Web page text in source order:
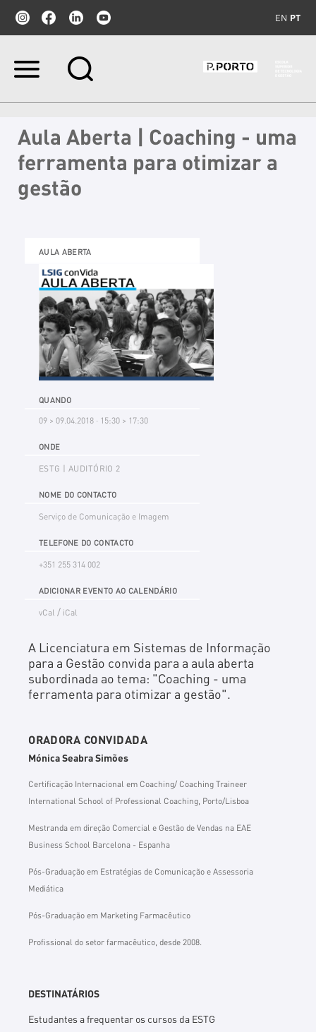
EN PT
Ir
para
navegação
Aula Aberta | Coaching - uma
ferramenta para otimizar a
gestão
AULA ABERTA
QUANDO
09 > 09.04.2018 · 15:30 > 17:30
ONDE
ESTG | AUDITÓRIO 2
NOME DO CONTACTO
Serviço de Comunicação e Imagem
TELEFONE DO CONTACTO
+351 255 314 002
ADICIONAR EVENTO AO CALENDÁRIO
vCal / iCal
A Licenciatura em Sistemas de Informação
para a Gestão convida para a aula aberta
subordinada ao tema: "Coaching - uma
ferramenta para otimizar a gestão".
ORADORA CONVIDADA
Mónica Seabra Simões
Certificação Internacional em Coaching/ Coaching Traineer
International School of Professional Coaching, Porto/Lisboa
Mestranda em direção Comercial e Gestão de Vendas na EAE
Business School Barcelona - Espanha
Pós-Graduação em Estratégias de Comunicação e Assessoria
Mediática
Pós-Graduação em Marketing Farmacêutico
Profissional do setor farmacêutico, desde 2008.
DESTINATÁRIOS
Estudantes a frequentar os cursos da ESTG